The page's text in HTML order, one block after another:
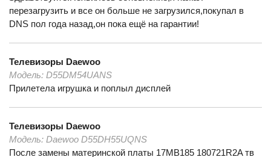
перезагрузить и все он больше не загрузился,покупал в
DNS пол года назад,он пока ещё на гарантии!
Телевизоры Daewoo
Модель: D55DM54UANS
Прилетела игрушка и поплыл дисплей
Телевизоры Daewoo
Модель: Daewoo D55DH55UQNS
После замены материнской платы 17MB185 180721R2A тв